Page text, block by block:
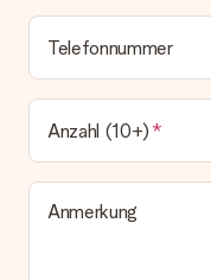
Telefonnummer
Anzahl (10+)
Anmerkung